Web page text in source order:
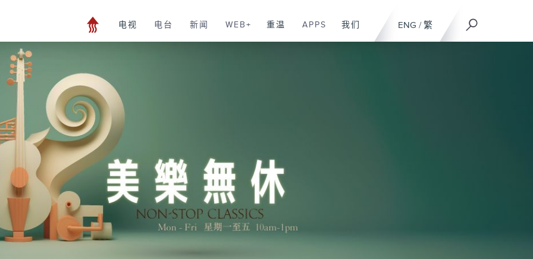
ENG / 繁
电视 电台 新闻 WEB+ 重温 APPS 我们